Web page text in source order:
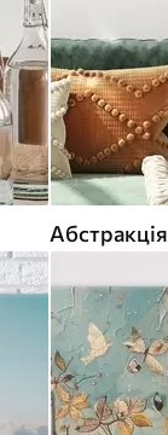
Абстракція